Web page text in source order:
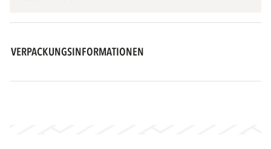
VERPACKUNGSINFORMATIONEN